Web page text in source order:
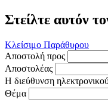
Στείλτε αυτόν
Κλείσιμο Παράθυρου
Αποστολή προς
Αποστολέας
Η διεύθυνση
Θέμα